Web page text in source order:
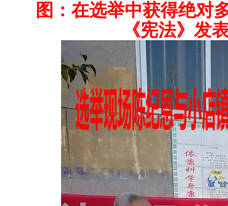
图：在选举中获得绝对
《宪法》发